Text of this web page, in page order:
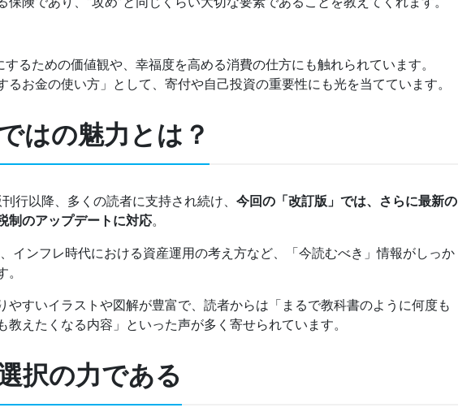
するための価値観や、幸福度を高める消費の仕方にも触れられています。
るお金の使い方」として、寄付や自己投資の重要性にも光を当てています。
はの魅力とは？
行以降、多くの読者に支持され続け、 今回の「改訂版」では、さらに最新の
制のアップデートに対応。
インフレ時代における資産運用の考え方など、「今読むべき」情報がしっか
やすいイラストや図解が豊富で、読者からは「まるで教科書のように何度も
教えたくなる内容」といった声が多く寄せられています。
択の力である